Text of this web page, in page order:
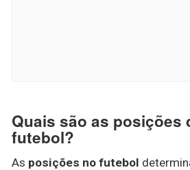
Quais são as posições
futebol?
As posições no futebol